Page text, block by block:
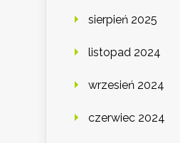
sierpień 2025
listopad 2024
wrzesień 2024
czerwiec 2024